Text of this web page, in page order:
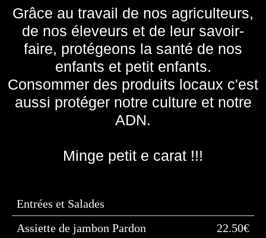
Grâce au travail de nos agriculteurs,
de nos éleveurs et de leur savoir-
faire, protégeons la santé de nos
enfants et petit enfants.
Consommer des produits locaux c'est
aussi protéger notre culture et notre
ADN.
Minge petit e carat !!!
Entrées et Salades
Assiette de jambon Pardon
22.50€